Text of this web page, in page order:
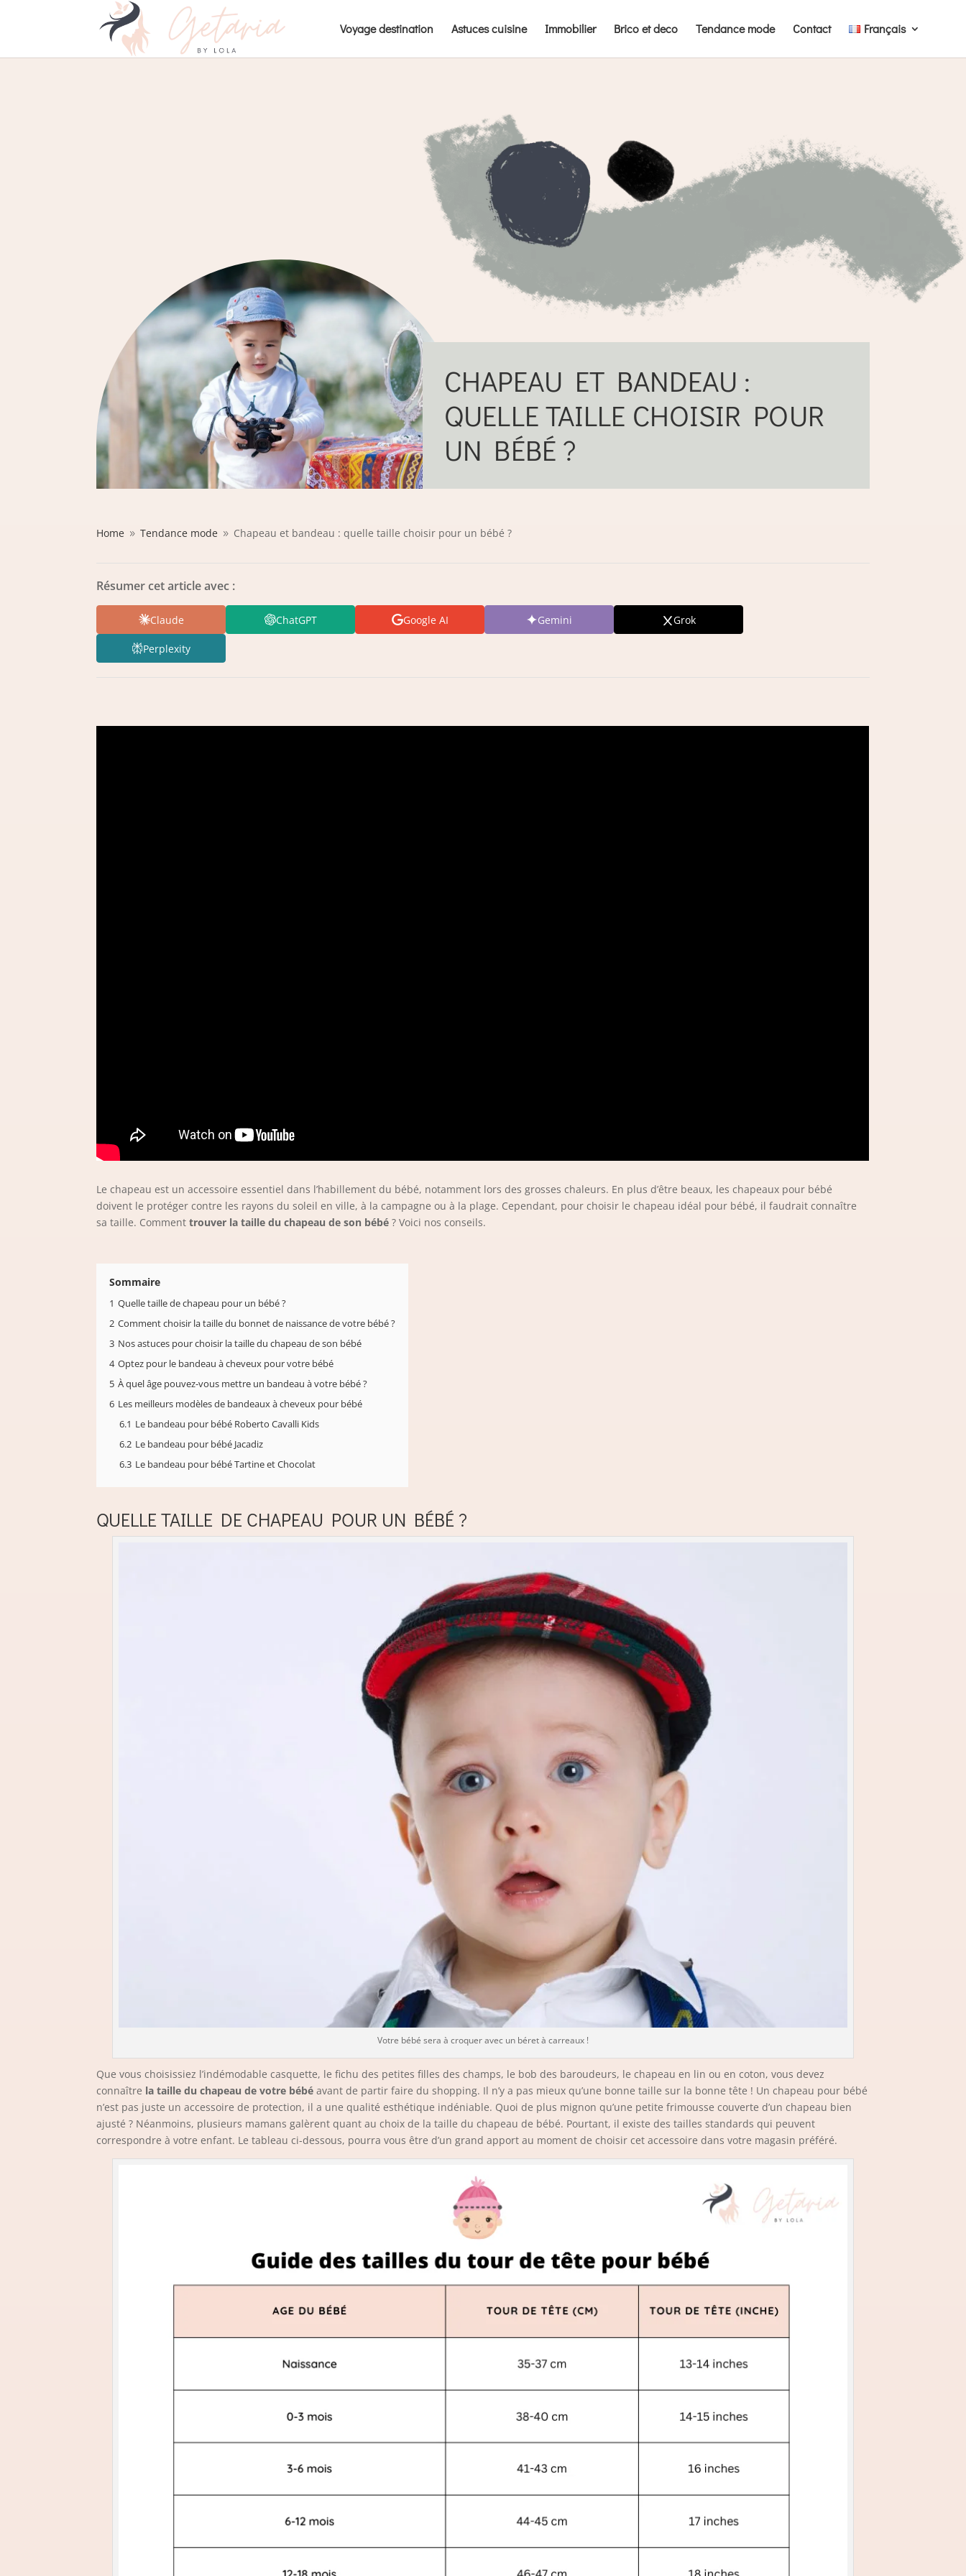
Voyage destination Astuces cuisine Immobilier Brico et deco Tendance mode Contact Français
CHAPEAU ET BANDEAU :
QUELLE TAILLE CHOISIR POUR
UN BÉBÉ ?
Home 9 Tendance mode 9 Chapeau et bandeau : quelle taille choisir pour un bébé ?
Résumer cet article avec :
Claude ChatGPT Google AI Gemini Grok
Perplexity
Le chapeau est un accessoire essentiel dans l’habillement du bébé, notamment lors des grosses chaleurs. En plus d’être beaux, les chapeaux pour bébé
doivent le protéger contre les rayons du soleil en ville, à la campagne ou à la plage. Cependant, pour choisir le chapeau idéal pour bébé, il faudrait connaître
sa taille. Commenttrouver la taille du chapeau de son bébé? Voici nos conseils.
Sommaire
1 Quelle taille de chapeau pour un bébé ?
2 Comment choisir la taille du bonnet de naissance de votre bébé ?
3 Nos astuces pour choisir la taille du chapeau de son bébé
4 Optez pour le bandeau à cheveux pour votre bébé
5 À quel âge pouvez-vous mettre un bandeau à votre bébé ?
6 Les meilleurs modèles de bandeaux à cheveux pour bébé
6.1 Le bandeau pour bébé Roberto Cavalli Kids
6.2 Le bandeau pour bébé Jacadiz
6.3 Le bandeau pour bébé Tartine et Chocolat
QUELLE TAILLE DE CHAPEAU POUR UN BÉBÉ ?
Votre bébé sera à croquer avec un béret à carreaux !
Que vous choisissiez l’indémodable casquette, le fichu des petites filles des champs, le bob des baroudeurs, le chapeau en lin ou en coton, vous devez
connaître la taille du chapeau de votre bébé avant de partir faire du shopping. Il n’y a pas mieux qu’une bonne taille sur la bonne tête ! Un chapeau pour bébé
n’est pas juste un accessoire de protection, il a une qualité esthétique indéniable. Quoi de plus mignon qu’une petite frimousse couverte d’un chapeau bien
ajusté ? Néanmoins, plusieurs mamans galèrent quant au choix de la taille du chapeau de bébé. Pourtant, il existe des tailles standards qui peuvent
correspondre à votre enfant. Le tableau ci-dessous, pourra vous être d’un grand apport au moment de choisir cet accessoire dans votre magasin préféré.